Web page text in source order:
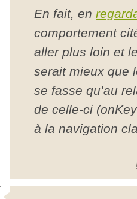
En fait, en
comportement
aller plus loin et
serait mieux que
se fasse qu’au
de celle-ci
à la navigation